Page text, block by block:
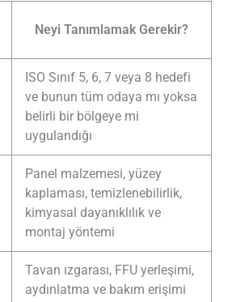
Neyi Tanımlamak Gerekir?
ISO Sınıf 5, 6, 7 veya 8 hedefi
ve bunun tüm odaya mı yoksa
belirli bir bölgeye mi
uygulandığı
Panel malzemesi, yüzey
kaplaması, temizlenebilirlik,
kimyasal dayanıklılık ve
montaj yöntemi
Tavan ızgarası, FFU yerleşimi,
aydınlatma ve bakım erişimi